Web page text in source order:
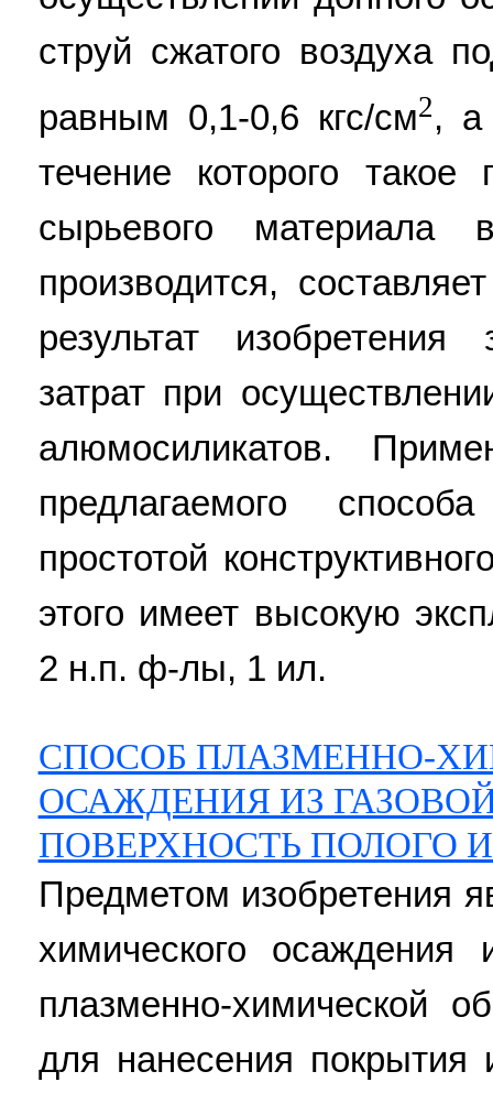
струй сжатого воздуха
равным 0,1-0,6 кгс/см2, а
течение которого такое
сырьевого
производится,
результат
затрат при
алюмосиликатов.
предлагаемого
простотой
этого имеет высокую
2 н.п. ф-лы, 1 ил.
СПОСОБ ПЛАЗМЕННО-
ОСАЖДЕНИЯ ИЗ
ПОВЕРХНОСТЬ ПОЛОГО
Предметом изобретения
химического
плазменно-химической
для нанесения покрытия